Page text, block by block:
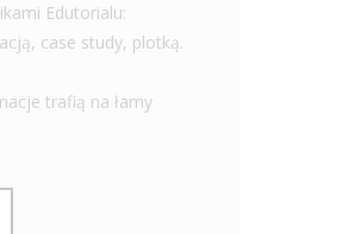
Edutorialu:
case study, plotką.
trafią na łamy